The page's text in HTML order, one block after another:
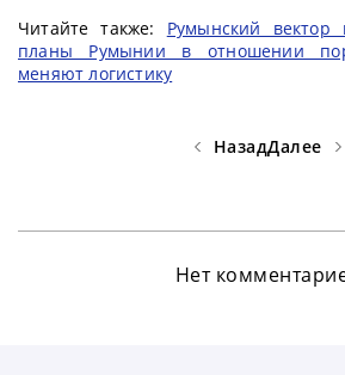
Читайте также: Румынский вектор
планы Румынии в отношении
меняют логистику
НазадДалее
Нет